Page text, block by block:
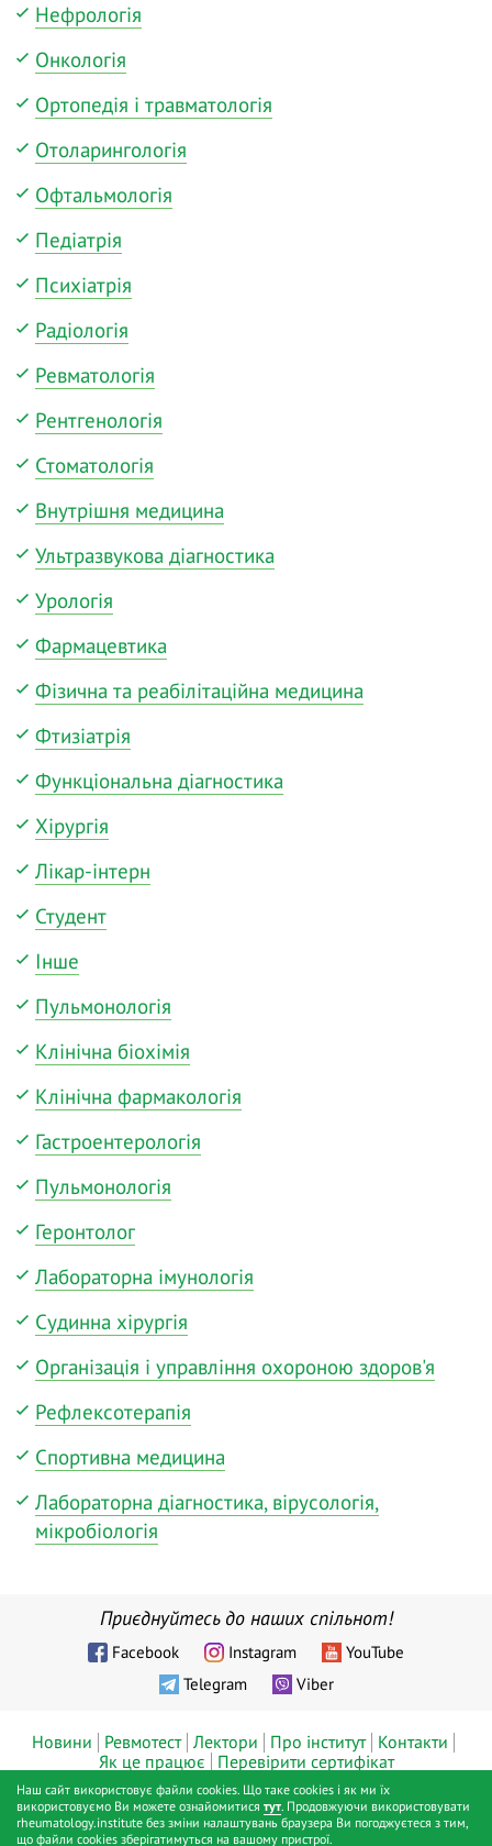
Нефрологія
Онкологія
Ортопедія і травматологія
Отоларингологія
Офтальмологія
Педіатрія
Психіатрія
Радіологія
Ревматологія
Рентгенологія
Стоматологія
Внутрішня медицина
Ультразвукова діагностика
Урологія
Фармацевтика
Фізична та реабілітаційна медицина
Фтизіатрія
Функціональна діагностика
Хірургія
Лікар-інтерн
Студент
Інше
Пульмонологія
Клінічна біохімія
Клінічна фармакологія
Гастроентерологія
Пульмонологія
Геронтолог
Лабораторна імунологія
Судинна хірургія
Організація і управління охороною здоров'я
Рефлексотерапія
Спортивна медицина
Лабораторна діагностика, вірусологія,
мікробіологія
Приєднуйтесь до наших спільнот!
Facebook Instagram
YouTube
Telegram
Viber
Новини Ревмотест Лектори Про інститут Контакти
Як це працює
Перевірити сертифікат
© ТОВ «Діджитал хелс», Інститут ревматології™, Київ, 2019 - 2026
pp.
Наш сайт використовує файли cookies. Що таке cookies і як ми їх
використовуємо Ви можете ознайомитися тут. Продовжуючи використовувати
rheumatology.institute без зміни налаштувань браузера Ви погоджуєтеся з тим,
що файли cookies зберігатимуться на вашому пристрої.